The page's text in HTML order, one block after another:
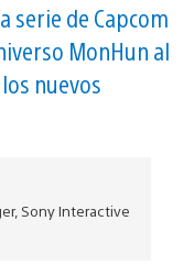
serie de Capcom
MonHun al
nuevos
Sony Interactive